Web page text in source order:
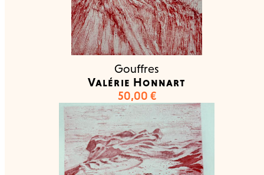
Gouffres
Valérie Honnart
50,00 €